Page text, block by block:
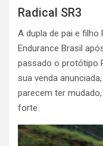
Radical SR3
A dupla de pai e
Endurance Brasil
passado o protótipo
sua venda
parecem ter
forte.